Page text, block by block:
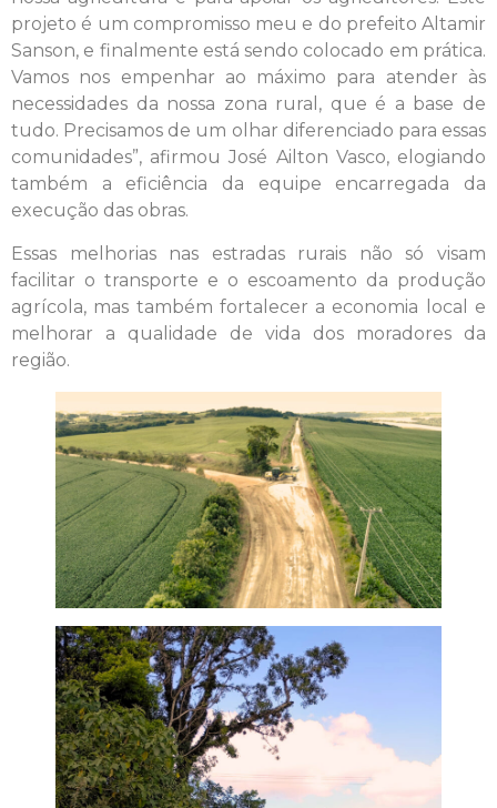
projeto é um compromisso meu e do prefeito Altamir
Sanson, e finalmente está sendo colocado em prática.
Vamos nos empenhar ao máximo para atender às
necessidades da nossa zona rural, que é a base de
tudo. Precisamos de um olhar diferenciado para essas
comunidades”, afirmou José Ailton Vasco, elogiando
também a eficiência da equipe encarregada da
execução das obras.
Essas melhorias nas estradas rurais não só visam
facilitar o transporte e o escoamento da produção
agrícola, mas também fortalecer a economia local e
melhorar a qualidade de vida dos moradores da
região.